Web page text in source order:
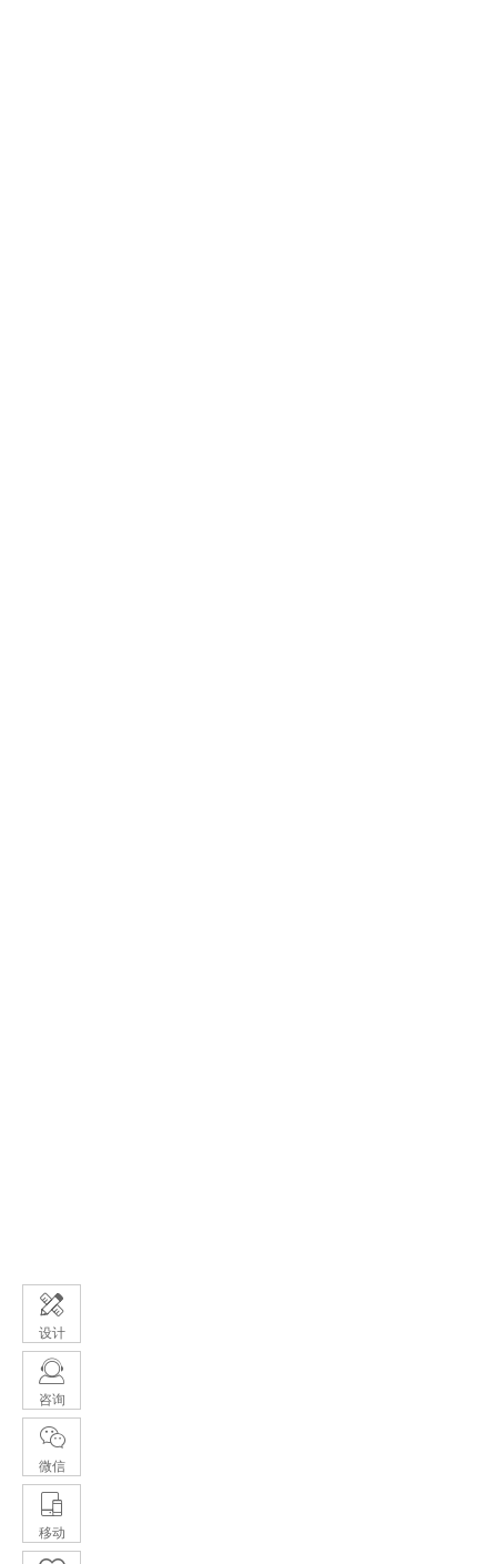
设计
咨询
微信
移动